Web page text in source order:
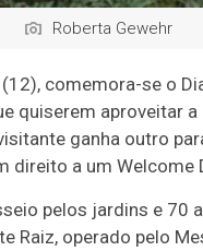
Roberta Gewehr
comemora-se o
quiserem aproveitar
ganha outro
direito a um Welcome
pelos jardins e 70
Raiz, operado pelo